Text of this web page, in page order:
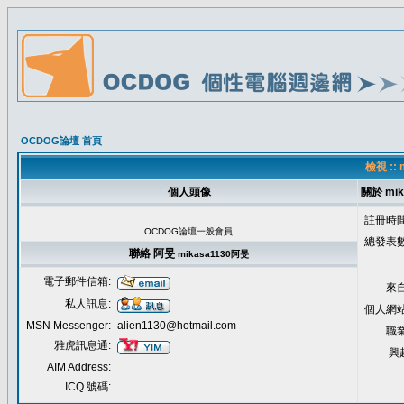
OCDOG論壇 首頁
檢視 ::
個人頭像
關於
OCDOG論壇一般會員
註冊時
總發表
來
個人網
職
興
聯絡 阿旻 mikasa1130阿旻
電子郵件信箱:
私人訊息:
MSN Messenger: alien1130@hotmail.com
雅虎訊息通:
AIM Address:
ICQ 號碼: